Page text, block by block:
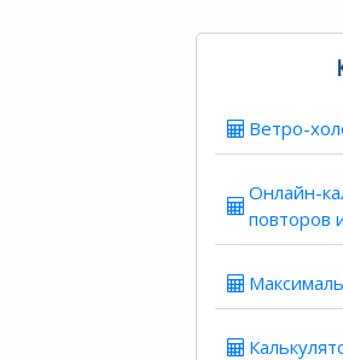
Ветро-
Онлайн-
повторов